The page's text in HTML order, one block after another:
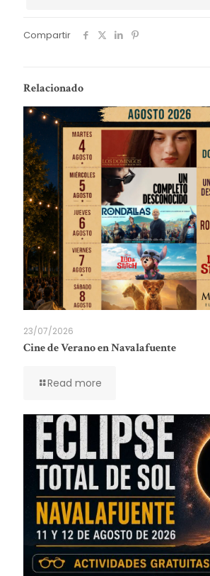
Compartir
Relacionado
23/07/2026
Cine de Verano en Navalafuente
Read more